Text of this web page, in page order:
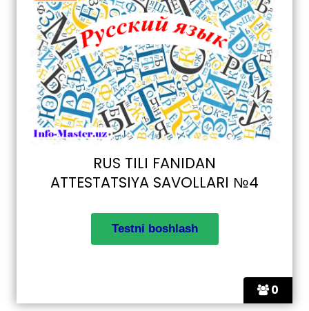
0
RUS TILI FANIDAN
ATTESTATSIYA SAVOLLARI №4